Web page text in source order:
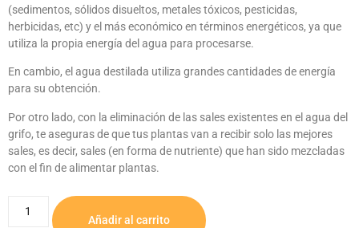
(sedimentos, sólidos disueltos, metales tóxicos, pesticidas,
herbicidas, etc) y el más económico en términos energéticos, ya que
utiliza la propia energía del agua para procesarse.
En cambio, el agua destilada utiliza grandes cantidades de energía
para su obtención.
Por otro lado, con la eliminación de las sales existentes en el agua del
grifo, te aseguras de que tus plantas van a recibir solo las mejores
sales, es decir, sales (en forma de nutriente) que han sido mezcladas
con el fin de alimentar plantas.
Añadir al carrito